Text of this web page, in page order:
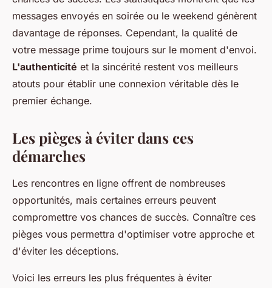
messages envoyés en soirée ou le weekend génèrent
davantage de réponses. Cependant, la qualité de
votre message prime toujours sur le moment d'envoi.
L'authenticité et la sincérité restent vos meilleurs
atouts pour établir une connexion véritable dès le
premier échange.
Les pièges à éviter dans ces
démarches
Les rencontres en ligne offrent de nombreuses
opportunités, mais certaines erreurs peuvent
compromettre vos chances de succès. Connaître ces
pièges vous permettra d'optimiser votre approche et
d'éviter les déceptions.
Voici les erreurs les plus fréquentes à éviter